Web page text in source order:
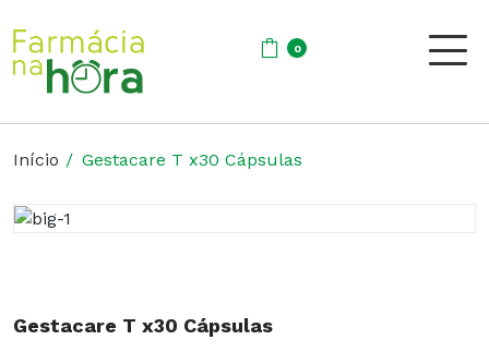
0
Início Gestacare T x30 Cápsulas
Gestacare T x30 Cápsulas